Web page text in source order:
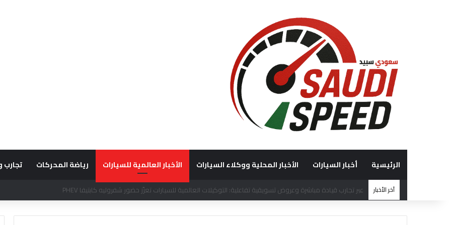
الرئيسية أخبار السيارات الأخبار المحلية ووكلاء السيارات الأخبار العالمية للسيارات رياضة المحركات تجارب
آخر الأخبار “الوعلان للتجارة” تحصد جائزة “شريك إرث التميّز” في قمة “شركاء هيونداي لعام 2026” تقديراً للتميّز التشغيلي وريادة تجارب العميل